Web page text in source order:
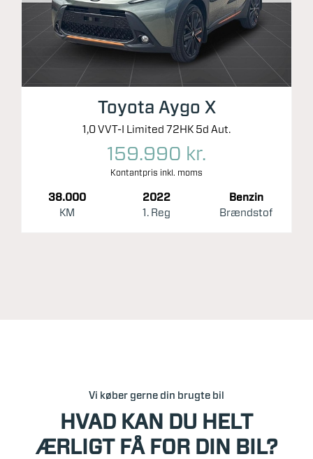
Toyota Aygo X
1,0 VVT-I Limited 72HK 5d Aut.
159.990 kr.
Kontantpris inkl. moms
38.000
KM
2022
1. Reg
Benzin
Brændstof
Vi køber gerne din brugte bil
HVAD KAN DU HELT
ÆRLIGT FÅ FOR DIN BIL?